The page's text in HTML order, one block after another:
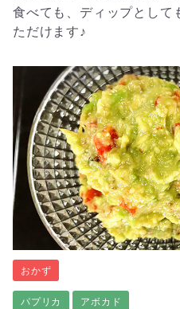
食べても、ディップとして
ただけます♪
おかず
パプリカ アボカド